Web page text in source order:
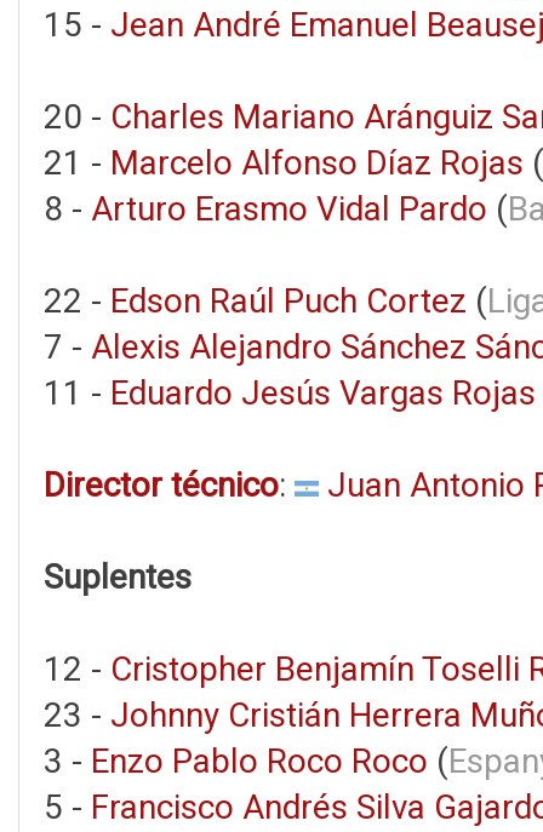
15 - Jean André Emanuel
20 - Charles Mariano Aránguiz
21 - Marcelo Alfonso Díaz Rojas (
8 - Arturo Erasmo Vidal Pardo (
22 - Edson Raúl Puch Cortez (
7 - Alexis Alejandro Sánchez
11 - Eduardo Jesús Vargas Rojas
Director técnico: Juan Antonio
Suplentes
12 - Cristopher Benjamín Toselli
23 - Johnny Cristián Herrera
3 - Enzo Pablo Roco Roco (
5 - Francisco Andrés Silva